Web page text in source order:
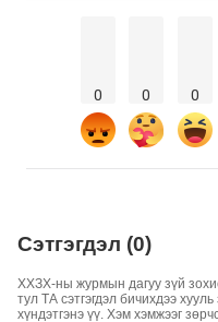
0 0 0
Сэтгэгдэл (0)
ХХЗХ-ны журмын дагуу зүй
тул ТА сэтгэгдэл бичихдээ
хүндэтгэнэ үү. Хэм хэмжээг